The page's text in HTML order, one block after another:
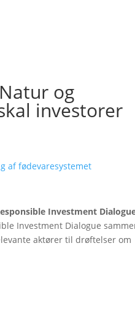
og
investorer
af fødevaresystemet
Investment
Investment Dialogue
aktører til drøftelser om